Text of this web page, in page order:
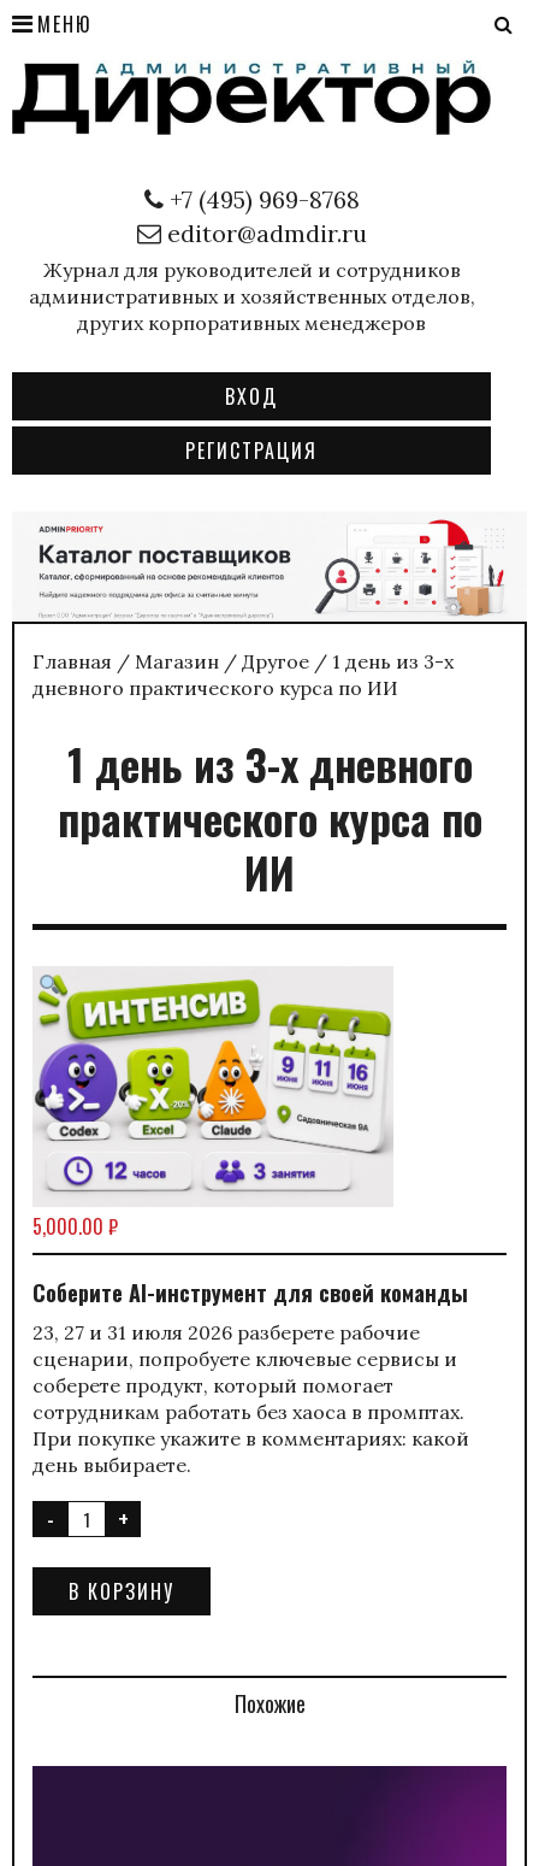
МЕНЮ
+7 (495) 969-8768
editor@admdir.ru
Журнал для руководителей и сотрудников
административных и хозяйственных отделов,
других корпоративных менеджеров
ВХОД
РЕГИСТРАЦИЯ
Главная / Магазин / Другое / 1 день из 3-х
дневного практического курса по ИИ
1 день из 3-х дневного
практического курса по
ИИ
5,000.00 ₽
Соберите AI-инструмент для своей команды
23, 27 и 31 июля 2026 разберете рабочие
сценарии, попробуете ключевые сервисы и
соберете продукт, который помогает
сотрудникам работать без хаоса в промптах.
При покупке укажите в комментариях: какой
день выбираете.
В КОРЗИНУ
Похожие